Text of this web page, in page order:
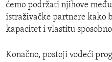
ćemo podržati njihove
istraživačke partnere kako
kapacitet i vlastitu
Konačno, postoji vodeći